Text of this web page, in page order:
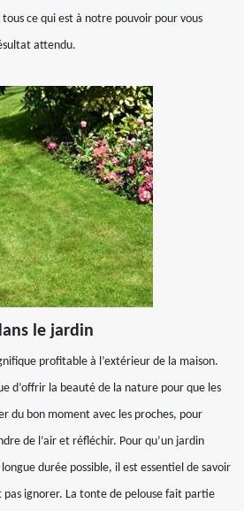
ce qui est à notre pouvoir pour vous
attendu.
le jardin
profitable à l’extérieur de la maison.
d’offrir la beauté de la nature pour que les
du bon moment avec les proches, pour
de l’air et réfléchir. Pour qu’un jardin
durée possible, il est essentiel de savoir
ignorer. La tonte de pelouse fait partie